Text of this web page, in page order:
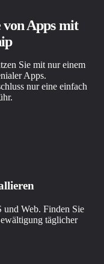
Apps mit
Sie mit nur einem
Apps.
nur eine einfach
Web. Finden Sie
täglicher